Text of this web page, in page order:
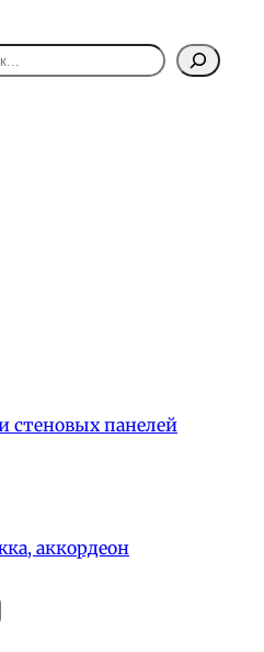
стеновых панелей
аккордеон